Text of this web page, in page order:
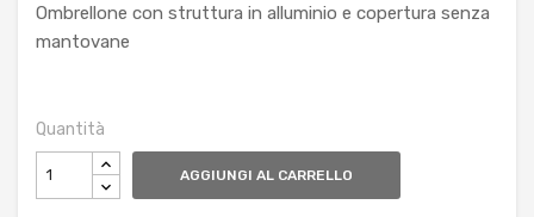
Ombrellone con struttura in alluminio e copertura senza
mantovane
Quantità
AGGIUNGI AL CARRELLO